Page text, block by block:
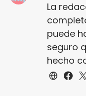
La
puede
seguro
hecho